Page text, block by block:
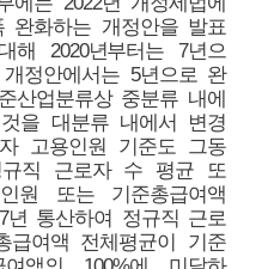
완화하는 개정안을 발표
해 2020년부터는 7년으
정안에서는 5년으로 완
산업분류상 중분류 내에
을 대분류 내에서 변경
고용인원 기준도 그동
직 근로자 수 평균 또
원 또는 기준총급여액
통산하여 정규직 근로
여액 전체평균이 기준